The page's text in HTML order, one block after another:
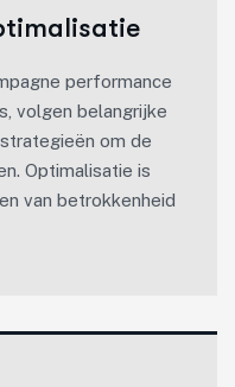
performance
volgen belangrijke
om de
Optimalisatie is
van betrokkenheid